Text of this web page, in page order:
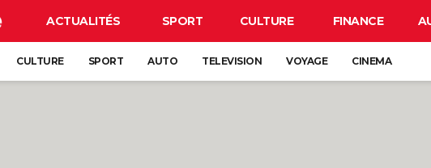
ACTUALITÉS SPORT CULTURE FINANCE
CULTURE SPORT AUTO TELEVISION VOYAGE CINEMA